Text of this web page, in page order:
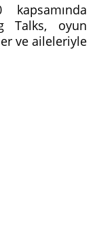
Talks, oyun
ve aileleriyle